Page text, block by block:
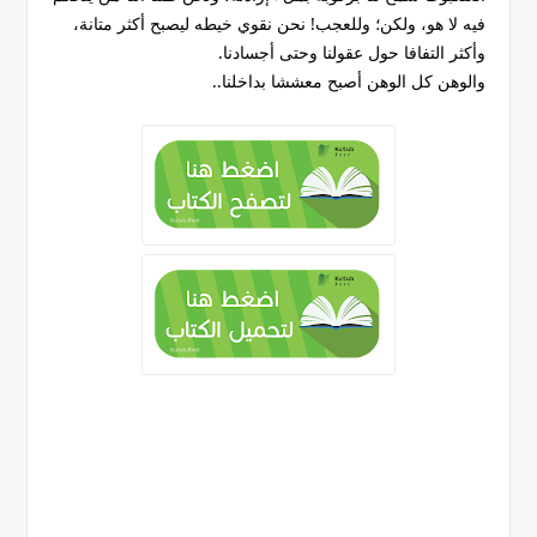
فيه لا هو، ولكن؛ وللعجب! نحن نقوي خيطه ليصبح أكثر متانة،
وأكثر التفافا حول عقولنا وحتى أجسادنا.
والوهن كل الوهن أصبح معششا بداخلنا..